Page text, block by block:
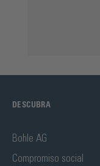
DESCUBRA
Bohle AG
Compromiso social